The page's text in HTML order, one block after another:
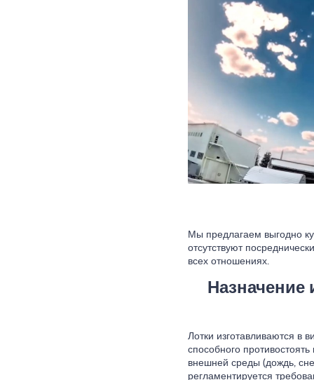
Мы предлагаем выгодно
отсутствуют
всех отношениях.
Лотки изготавливаются в
способного
внешней среды (дождь,
регламентируется